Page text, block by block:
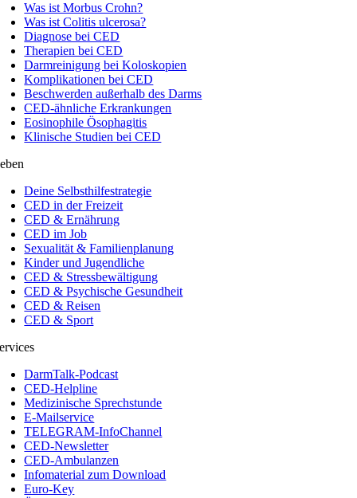
Was ist Morbus Crohn?
Was ist Colitis ulcerosa?
Diagnose bei CED
Therapien bei CED
Darmreinigung bei Koloskopien
Komplikationen bei CED
Beschwerden außerhalb des Darms
CED-ähnliche Erkrankungen
Eosinophile Ösophagitis
Klinische Studien bei CED
Deine Selbsthilfestrategie
CED in der Freizeit
CED & Ernährung
CED im Job
Sexualität & Familienplanung
Kinder und Jugendliche
CED & Stressbewältigung
CED & Psychische Gesundheit
CED & Reisen
CED & Sport
DarmTalk-Podcast
CED-Helpline
Medizinische Sprechstunde
E-Mailservice
TELEGRAM-InfoChannel
CED-Newsletter
CED-Ambulanzen
Infomaterial zum Download
Euro-Key